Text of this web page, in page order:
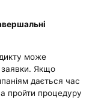
може
заявки. Якщо
дається час
пройти процедуру